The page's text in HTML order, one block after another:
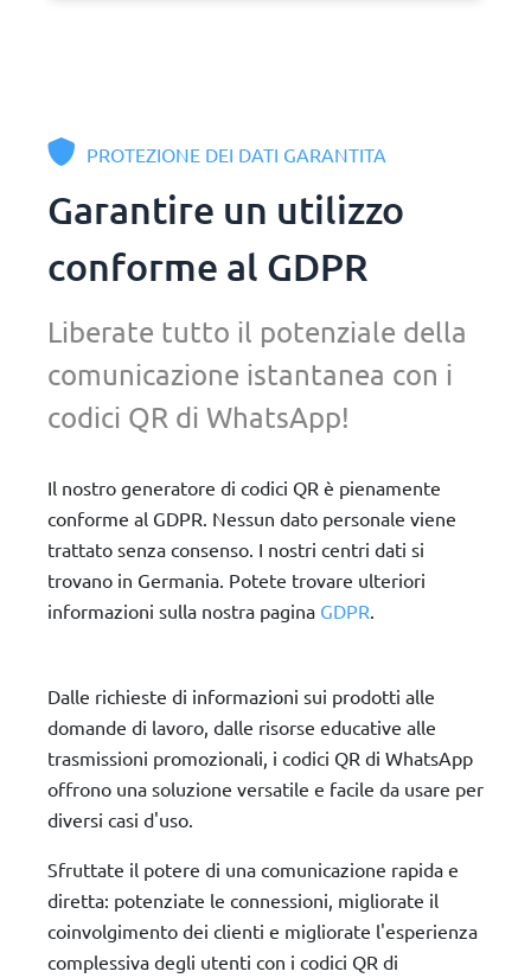
PROTEZIONE DEI DATI GARANTITA
Garantire un utilizzo
conforme al GDPR
Liberate tutto il potenziale della
comunicazione istantanea con i
codici QR di WhatsApp!
Il nostro generatore di codici QR è pienamente
conforme al GDPR. Nessun dato personale viene
trattato senza consenso. I nostri centri dati si
trovano in Germania. Potete trovare ulteriori
informazioni sulla nostra pagina GDPR
Dalle richieste di informazioni sui prodotti alle
domande di lavoro, dalle risorse educative alle
trasmissioni promozionali, i codici QR di WhatsApp
offrono una soluzione versatile e facile da usare per
diversi casi d'uso.
Sfruttate il potere di una comunicazione rapida e
diretta: potenziate le connessioni, migliorate il
coinvolgimento dei clienti e migliorate l'esperienza
complessiva degli utenti con i codici QR di